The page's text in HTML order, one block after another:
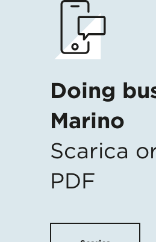
Doing
Marino
Scarica
PDF